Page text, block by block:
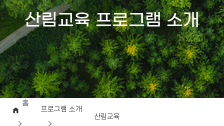
산림교육 프로그램 소개
홈
프로그램 소개
산림교육